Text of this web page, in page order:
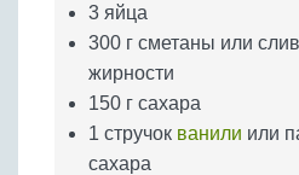
3 яйца
300 г сметаны или
жирности
150 г сахара
1 стручок ванили или
сахара